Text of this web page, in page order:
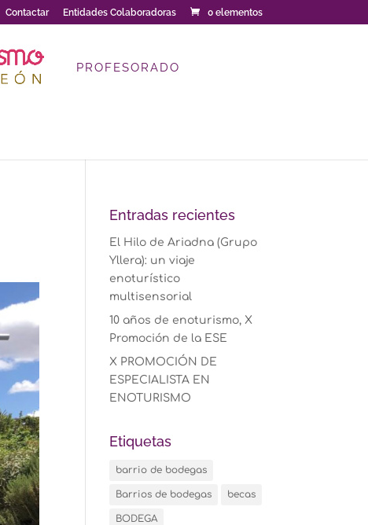
Contactar Entidades Colaboradoras 0 elementos
PROFESORADO
Entradas recientes
El Hilo de Ariadna (Grupo
Yllera): un viaje
enoturístico
multisensorial
10 años de enoturismo, X
Promoción de la ESE
X PROMOCIÓN DE
ESPECIALISTA EN
ENOTURISMO
Etiquetas
barrio de bodegas
Barrios de bodegas becas
BODEGA